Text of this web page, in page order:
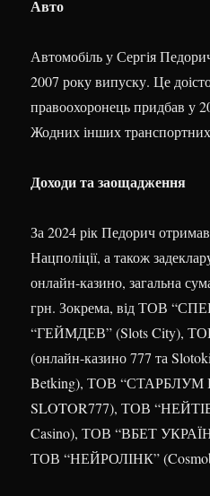
Авто
Автомобіль у Сергія
2007 року випуску. Це
правоохоронець придбав у
Жодних інших транспортних
Доходи та заощадження
За 2024 рік Педорич
Нацполіції, а також
онлайн-казино, загальна
грн. Зокрема, від ТОВ
“ГЕЙМДЕВ” (Slots City),
(онлайн-казино 777 та
Betking), ТОВ “СТАРБЛУМ
SLOTOR777), ТОВ
Casino), ТОВ “ВБЕТ
ТОВ “НЕЙРОЛІНК”